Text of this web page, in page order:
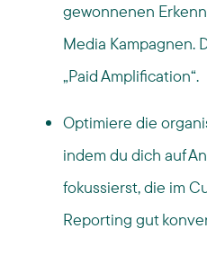
gewonnenen
Media Kampagnen.
„Paid Amplification“.
Optimiere die
indem du dich auf
fokussierst, die im
Reporting gut